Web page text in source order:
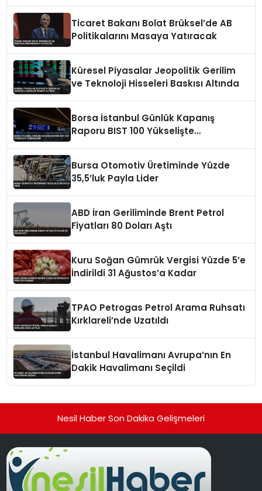
Ticaret Bakanı Bolat Brüksel’de AB
Politikalarını Masaya Yatıracak
Küresel Piyasalar Jeopolitik Gerilim
ve Teknoloji Hisseleri Baskısı Altında
Borsa İstanbul Günlük Kapanış
Raporu BIST 100 Yükselişte
Bursa Otomotiv Üretiminde Yüzde
35,5’luk Payla Lider
ABD İran Geriliminde Brent Petrol
Fiyatları 80 Doları Aştı
Kuru Soğan Gümrük Vergisi Yüzde 5’e
İndirildi 31 Ağustos’a Kadar
TPAO Petrogas Petrol Arama Ruhsatı
Kırklareli’nde Uzatıldı
İstanbul Havalimanı Avrupa’nın En
Dakik Havalimanı Seçildi
Nesil Haber Son Dakika Gelişmeleri